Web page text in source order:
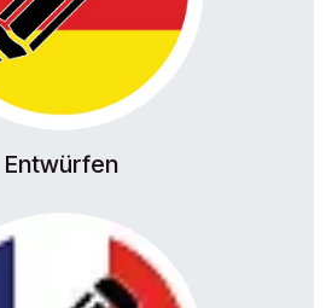
Entwürfen